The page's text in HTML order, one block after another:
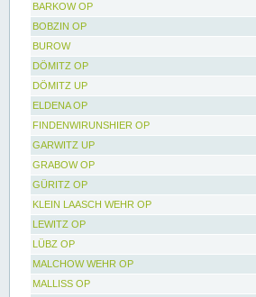
BARKOW OP
BOBZIN OP
BUROW
DÖMITZ OP
DÖMITZ UP
ELDENA OP
FINDENWIRUNSHIER OP
GARWITZ UP
GRABOW OP
GÜRITZ OP
KLEIN LAASCH WEHR OP
LEWITZ OP
LÜBZ OP
MALCHOW WEHR OP
MALLISS OP